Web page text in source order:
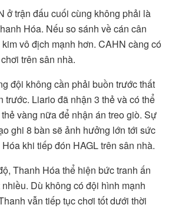
ở trận đấu cuối cùng không phải là
Hóa. Nếu so sánh về cán cân
vô địch mạnh hơn. CAHN càng có
trên sân nhà.
đội không cần phải buồn trước thất
trước. Liario đã nhận 3 thẻ và có thể
vàng nữa để nhận án treo giò. Sự
ghi 8 bàn sẽ ảnh hưởng lớn tới sức
khi tiếp đón HAGL trên sân nhà.
Thanh Hóa thể hiện bức tranh ấn
Dù không có đội hình mạnh
vẫn tiếp tục chơi tốt dưới thời